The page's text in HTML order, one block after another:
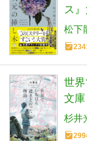
ス
松下
世
文
杉井